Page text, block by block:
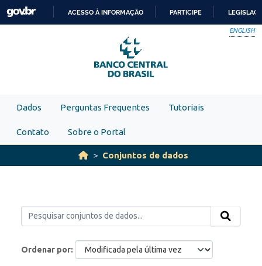
Skip to main content
PARA
O
CONTEÚDO
ACESSO À INFORMAÇÃO PARTICIPE
ENGLISH
Dados Perguntas Frequentes Tutoriais
Contato Sobre o Portal
Conjuntos de dados
Ordenar por